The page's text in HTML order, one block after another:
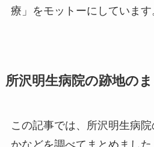
療」をモットーにしています
所沢明生病院の跡地の
この記事では、所沢明生病